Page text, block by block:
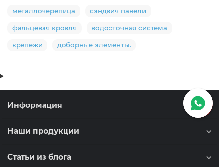
металлочерепица сэндвич панели
фальцевая кровля водосточная система
крепежи доборные элементы.
Информация
Наши продукции
Статьи из блога